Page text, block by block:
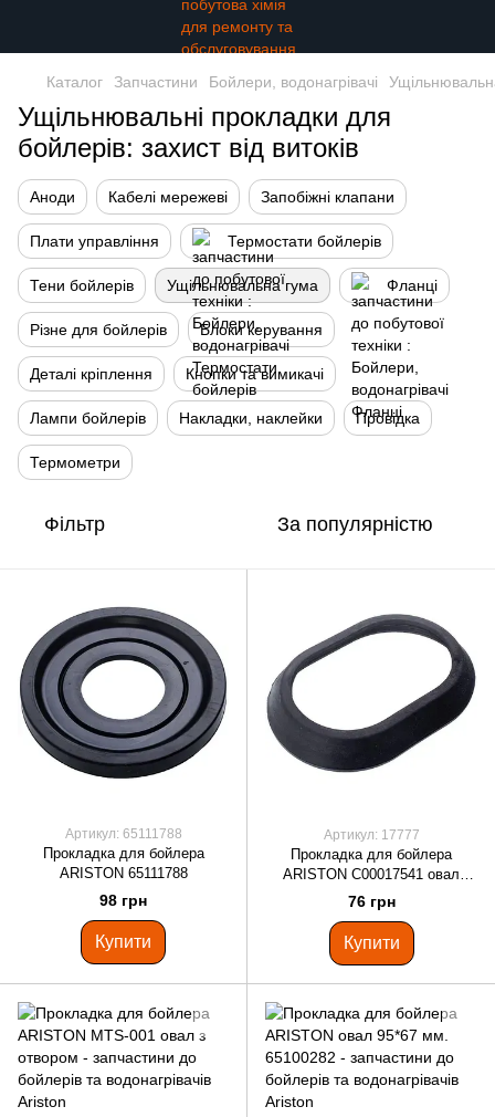
Каталог Запчастини Бойлери, водонагрівачі
Ущільнювальні прокладки для
бойлерів: захист від витоків
Аноди Кабелі мережеві Запобіжні клапани
Плати управління Термостати бойлерів
Тени бойлерів Ущільнювальна гума Фланці
Різне для бойлерів Блоки керування
Деталі кріплення Кнопки та вимикачі
Лампи бойлерів Накладки, наклейки Провідка
Термометри
Фільтр За популярністю
Артикул: 65111788
Прокладка для бойлера
ARISTON 65111788
98 грн
Купити
Артикул: 17777
Прокладка для бойлера
ARISTON C00017541 овал
115*80 мм.
76 грн
Купити